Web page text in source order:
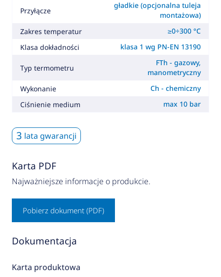
Przyłącze
gładkie (opcjonalna tuleja
montażowa)
Zakres temperatur
≥0÷300 °C
Klasa dokładności
klasa 1 wg PN-EN 13190
Typ termometru
FTh - gazowy,
manometryczny
Wykonanie
Ch - chemiczny
Ciśnienie medium
max 10 bar
3 lata gwarancji
Karta PDF
Najważniejsze informacje o produkcie.
Pobierz dokument (PDF)
Dokumentacja
Karta produktowa